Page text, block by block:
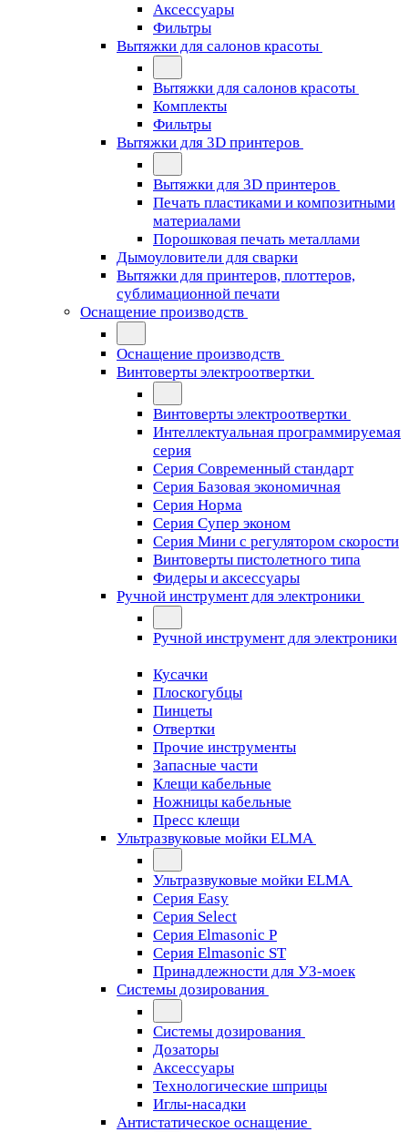
Аксессуары
Фильтры
Вытяжки для салонов красоты
Вытяжки для салонов красоты
Комплекты
Фильтры
Вытяжки для 3D принтеров
Вытяжки для 3D принтеров
Печать пластиками и композитными
материалами
Порошковая печать металлами
Дымоуловители для сварки
Вытяжки для принтеров, плоттеров,
сублимационной печати
Оснащение производств
Оснащение производств
Винтоверты электроотвертки
Винтоверты электроотвертки
Интеллектуальная программируемая
серия
Серия Современный стандарт
Серия Базовая экономичная
Серия Норма
Серия Cупер эконом
Серия Мини с регулятором скорости
Винтоверты пистолетного типа
Фидеры и аксессуары
Ручной инструмент для электроники
Ручной инструмент для электроники
Кусачки
Плоскогубцы
Пинцеты
Отвертки
Прочие инструменты
Запасные части
Клещи кабельные
Ножницы кабельные
Пресс клещи
Ультразвуковые мойки ELMA
Ультразвуковые мойки ELMA
Серия Easy
Серия Select
Серия Elmasonic P
Серия Elmasonic ST
Принадлежности для УЗ-моек
Системы дозирования
Системы дозирования
Дозаторы
Аксессуары
Технологические шприцы
Иглы-насадки
Антистатическое оснащение